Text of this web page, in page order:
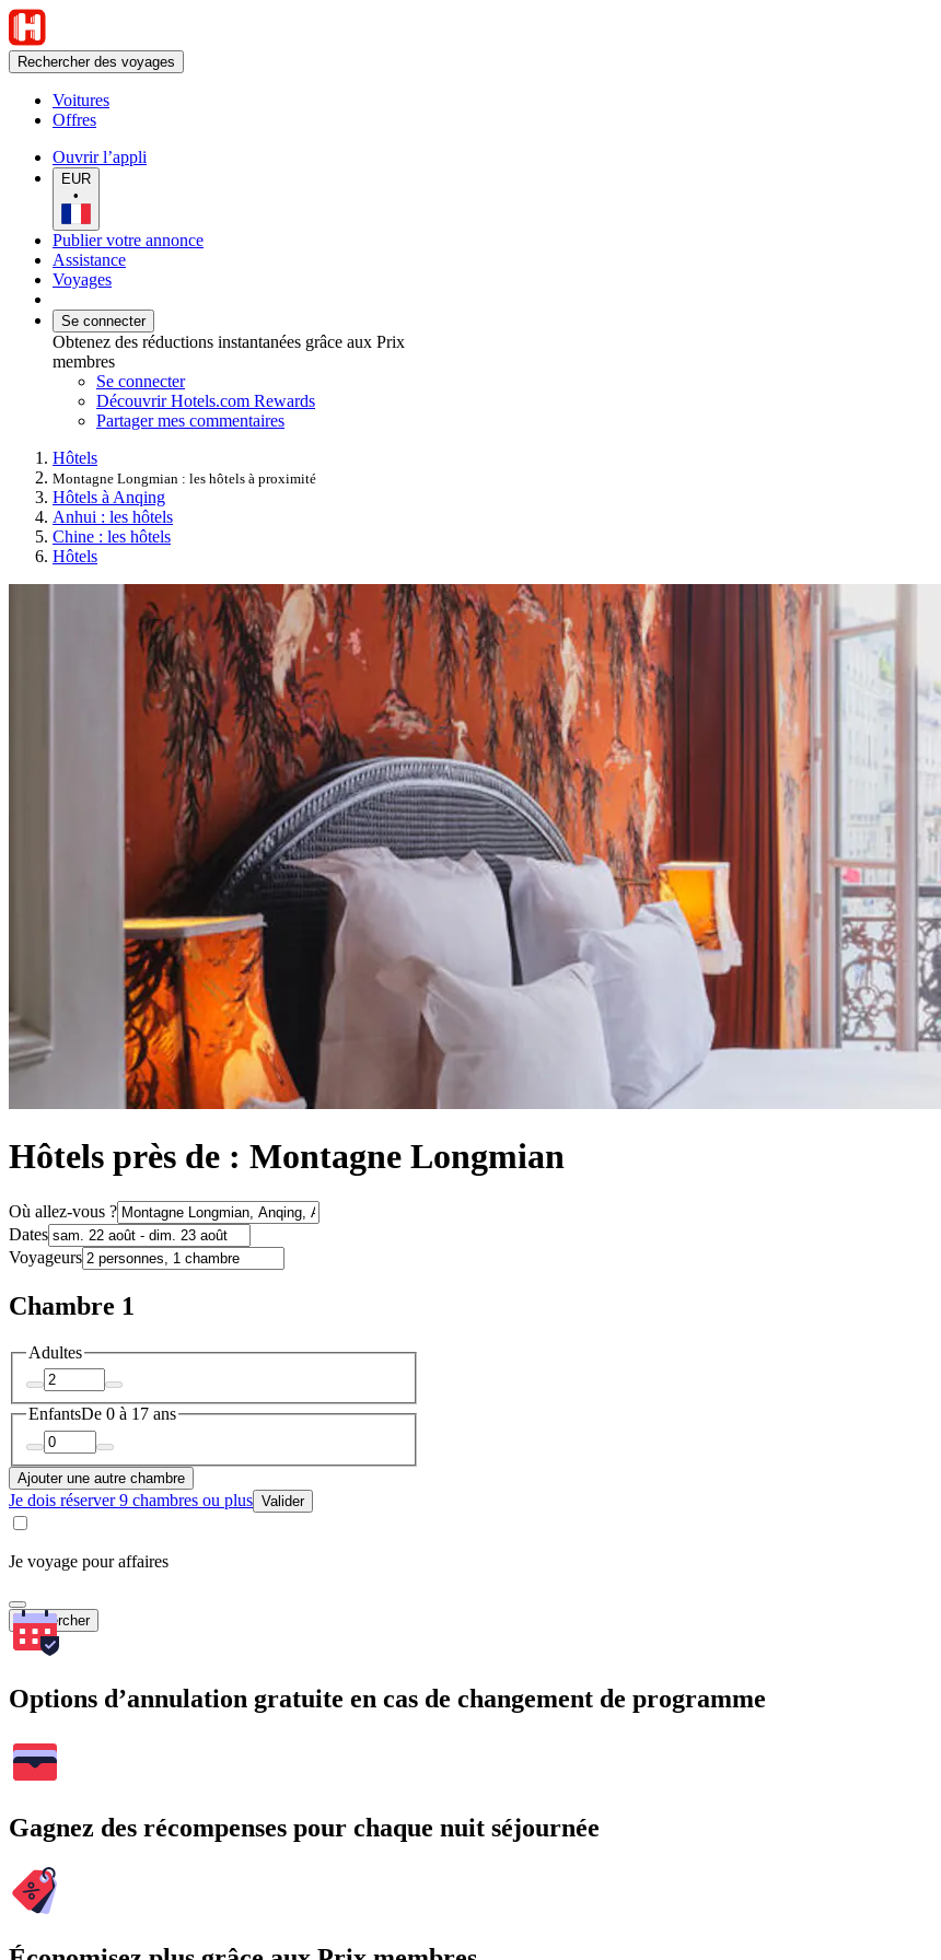
Rechercher des voyages
Voitures
Offres
Ouvrir l’appli
EUR
•
Publier votre annonce
Assistance
Voyages
Se connecter
Obtenez des réductions instantanées grâce aux Prix
membres
Se connecter
Découvrir Hotels.com Rewards
Partager mes commentaires
Hôtels
Montagne Longmian : les hôtels à proximité
Hôtels à Anqing
Anhui : les hôtels
Chine : les hôtels
Hôtels
Hôtels près de : Montagne Longmian
Où allez-vous ?
Dates
Voyageurs
Chambre 1
Adultes
EnfantsDe 0 à 17 ans
Ajouter une autre chambre
Je dois réserver 9 chambres ou plus Valider
Je voyage pour affaires
Rechercher
Options d’annulation gratuite en cas de changement de programme
Gagnez des récompenses pour chaque nuit séjournée